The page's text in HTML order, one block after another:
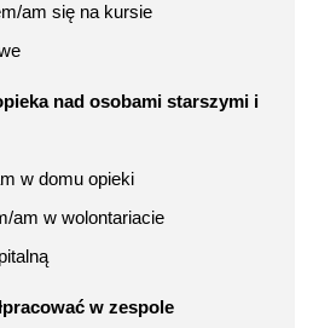
am się na kursie
nad osobami starszymi i
w domu opieki
am w wolontariacie
w zespole